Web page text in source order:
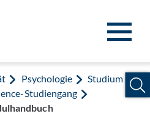
Psychologie
Studium
Studiengang